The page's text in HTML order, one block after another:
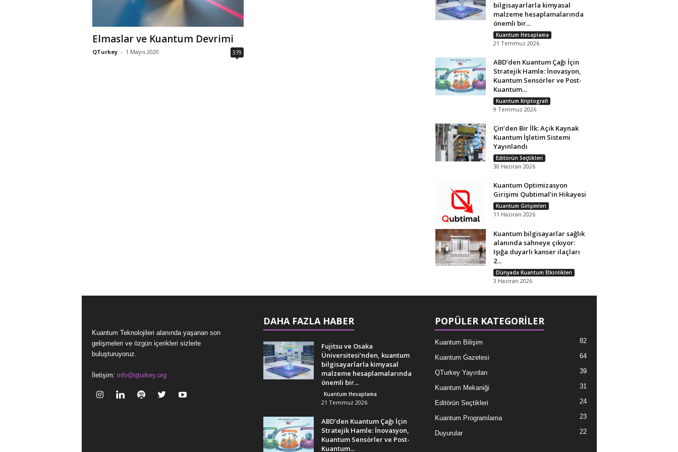
Elmaslar ve Kuantum Devrimi
QTurkey - 1 Mayıs 2020 379
bilgisayarlarla kimyasal
malzeme hesaplamalarında
önemli bir...
Kuantum Hesaplama
21 Temmuz 2026
ABD’den Kuantum Çağı İçin
Stratejik Hamle: İnovasyon,
Kuantum Sensörler ve Post-
Kuantum...
Kuantum Kriptografi
9 Temmuz 2026
Çin’den Bir İlk: Açık Kaynak
Kuantum İşletim Sistemi
Yayınlandı
Editörün Seçtikleri
30 Haziran 2026
Kuantum Optimizasyon
Girişimi Qubtimal’in Hikayesi
Kuantum Girişimleri
11 Haziran 2026
Kuantum bilgisayarlar sağlık
alanında sahneye çıkıyor:
Işığa duyarlı kanser ilaçları
2...
Dünyada Kuantum Etkinlikleri
3 Haziran 2026
Kuantum Teknolojileri alanında yaşanan son
gelişmeleri ve özgün içerikleri sizlerle
buluşturuyoruz.
İletişim: info@qturkey.org
DAHA FAZLA HABER
Fujitsu ve Osaka
Üniversitesi’nden, kuantum
bilgisayarlarla kimyasal
malzeme hesaplamalarında
önemli bir...
Kuantum Hesaplama
21 Temmuz 2026
ABD’den Kuantum Çağı İçin
Stratejik Hamle: İnovasyon,
Kuantum Sensörler ve Post-
Kuantum...
POPÜLER KATEGORİLER
Kuantum Bilişim 82
Kuantum Gazetesi 64
QTurkey Yayınları 39
Kuantum Mekaniği 31
Editörün Seçtikleri 24
Kuantum Programlama 23
Duyurular 22